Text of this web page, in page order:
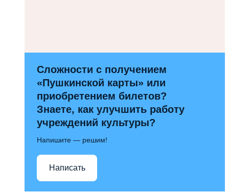
Сложности с получением
«Пушкинской карты» или
приобретением билетов?
Знаете, как улучшить работу
учреждений культуры?
Напишите — решим!
Написать